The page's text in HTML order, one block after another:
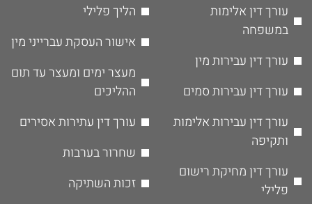
עורך דין אלימות
במשפחה
עורך דין עבירות מין
עורך דין עבירות סמים
עורך דין עבירות אלימות
ותקיפה
עורך דין מחיקת רישום
פלילי
הליך פלילי
אישור העסקת עברייני מין
מעצר ימים ומעצר עד תום
ההליכים
עורך דין עתירות אסירים
שחרור בערבות
זכות השתיקה